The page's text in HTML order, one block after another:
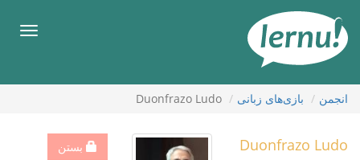
محتوا
انجمن بازی‌های زبانی Duonfrazo Ludo
بستن Duonfrazo Ludo